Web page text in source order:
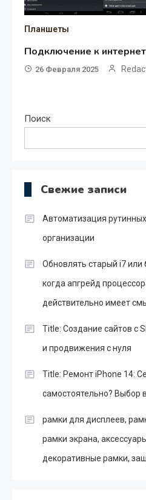
Планшеты
Подключение к
26 Февраля 2025
Поиск
Свежие записи
Автоматизация
организации
Обновлять старый i7 или
когда апгрейд
действительно имеет
Title: Создание сайтов с
и продвижения с нуля
Title: Ремонт iPhone 14:
самостоятельно? Выбор
рамки для дисплеев,
рамки экрана,
декоративные рамки,